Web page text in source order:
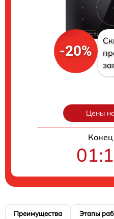
-20%
Цены
Преимущества Этапы